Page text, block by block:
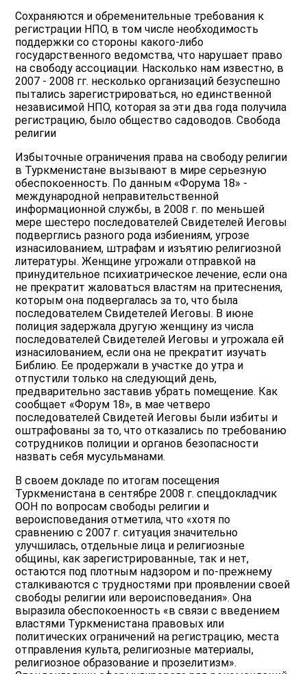
Сохраняются и обременительные требования к
регистрации НПО, в том числе необходимость
поддержки со стороны какого-либо
государственного ведомства, что нарушает право
на свободу ассоциации. Насколько нам известно, в
2007 - 2008 гг. несколько организаций безуспешно
пытались зарегистрироваться, но единственной
независимой НПО, которая за эти два года получила
регистрацию, было общество садоводов. Свобода
религии
Избыточные ограничения права на свободу религии
в Туркменистане вызывают в мире серьезную
обеспокоенность. По данным «Форума 18» -
международной неправительственной
информационной службы, в 2008 г. по меньшей
мере шестеро последователей Свидетелей Иеговы
подверглись разного рода избиениям, угрозе
изнасилованием, штрафам и изъятию религиозной
литературы. Женщине угрожали отправкой на
принудительное психиатрическое лечение, если она
не прекратит жаловаться властям на притеснения,
которым она подвергалась за то, что была
последователем Свидетелей Иеговы. В июне
полиция задержала другую женщину из числа
последователей Свидетелей Иеговы и угрожала ей
изнасилованием, если она не прекратит изучать
Библию. Ее продержали в участке до утра и
отпустили только на следующий день,
предварительно заставив убрать помещение. Как
сообщает «Форум 18», в мае четверо
последователей Свидетей Иеговы были избиты и
оштрафованы за то, что отказались по требованию
сотрудников полиции и органов безопасности
назвать себя мусульманами.
В своем докладе по итогам посещения
Туркменистана в сентябре 2008 г. спецдокладчик
ООН по вопросам свободы религии и
вероисповедания отметила, что «хотя по
сравнению с 2007 г. ситуация значительно
улучшилась, отдельные лица и религиозные
общины, как зарегистрированные, так и нет,
остаются под плотным надзором и по-прежнему
сталкиваются с трудностями при проявлении своей
свободы религии или вероисповедания». Она
выразила обеспокоенность «в связи с введением
властями Туркменистана правовых или
политических ограничений на регистрацию, места
отправления культа, религиозные материалы,
религиозное образование и прозелитизм».